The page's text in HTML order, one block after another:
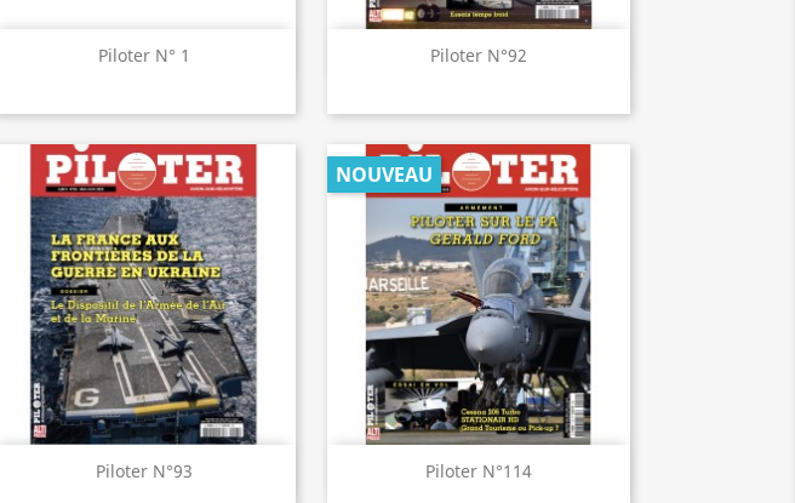
Piloter N° 1
Aperçu rapide Piloter N°92
Aperçu rapide
Piloter N°93
Aperçu rapide Piloter N°114
NOUVEAU
Aperçu rapide